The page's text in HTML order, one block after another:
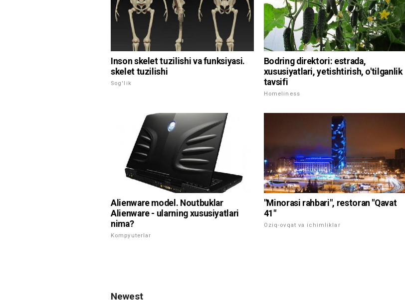
Inson skelet tuzilishi va funksiyasi.
skelet tuzilishi
Sog'lik
Bodring direktori: estrada,
xususiyatlari, yetishtirish, o'tilganlik
tavsifi
Homeliness
Alienware model. Noutbuklar
Alienware - ularning xususiyatlari
nima?
Kompyuterlar
"Minorasi rahbari", restoran "Qavat
41"
Oziq-ovqat va ichimliklar
Newest